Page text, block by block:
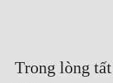
Xa Lộ Dịch